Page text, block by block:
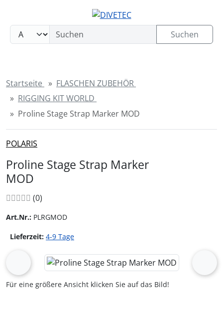
Springe zur Navigation
Springe zu den allgemeinen Informationen
Suchen
Startseite
FLASCHEN ZUBEHÖR
RIGGING KIT WORLD
Proline Stage Strap Marker MOD
POLARIS
Proline Stage Strap Marker
MOD
Bewertungen:
(0Bewertungen
)
Art.Nr.: PLRGMOD
Lieferzeit: 4-9 Tage
Wenn mehr als ein Produktbild exitiert, können Sie die
zurück vor
Für eine größere Ansicht klicken Sie auf das Bild!